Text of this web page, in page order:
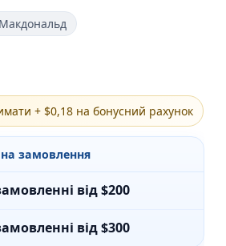
+ $0,18 на бонусний рахунок
замовлення
від $200
від $300